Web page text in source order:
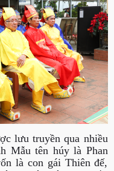
lưu truyền qua nhiều
Mẫu tên húy là Phan
là con gái Thiên đế,